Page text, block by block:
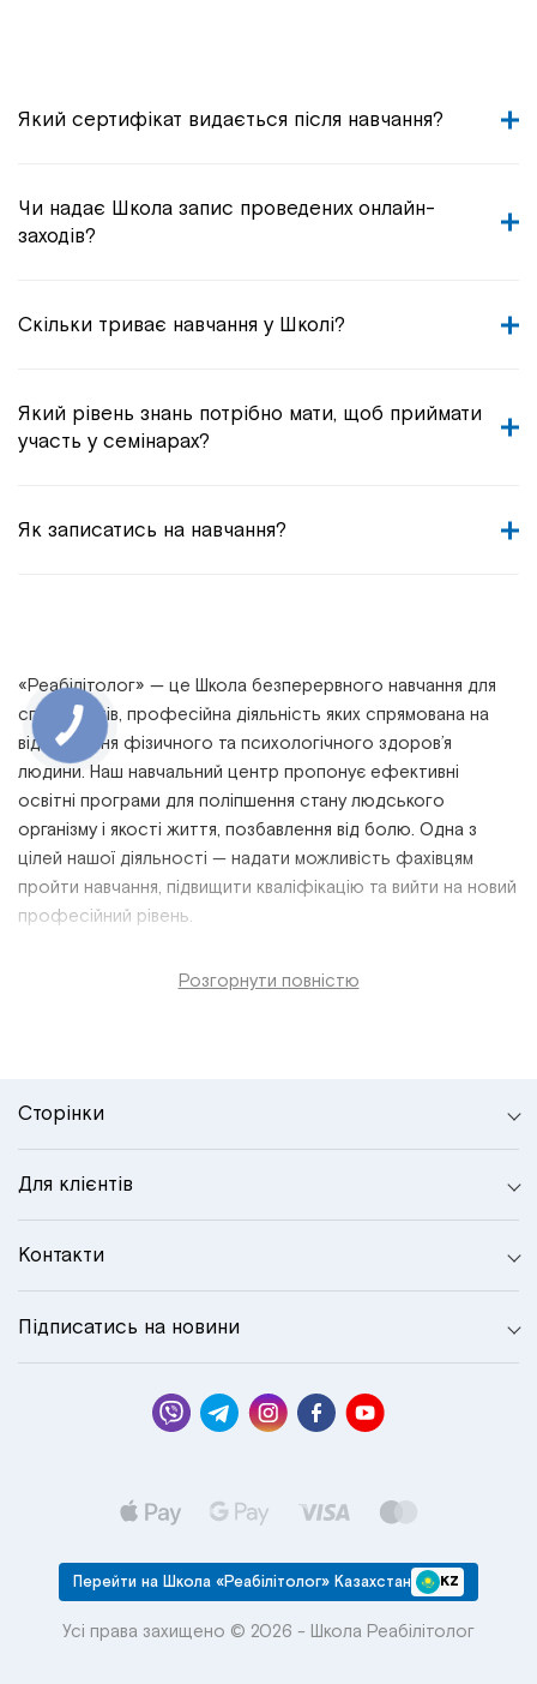
Який сертифікат видається після навчання?
Чи надає Школа запис проведених онлайн-
заходів?
Скільки триває навчання у Школі?
Який рівень знань потрібно мати, щоб приймати
участь у семінарах?
Як записатись на навчання?
«Реабілітолог» — це Школа безперервного навчання для
спеціалістів, професійна діяльність яких спрямована на
відновлення фізичного та психологічного здоров’я
людини. Наш навчальний центр пропонує ефективні
освітні програми для поліпшення стану людського
організму і якості життя, позбавлення від болю. Одна з
цілей нашої діяльності — надати можливість фахівцям
пройти навчання, підвищити кваліфікацію та вийти на новий
професійний рівень.
Розгорнути повністю
Сторінки
Для клієнтів
Контакти
Підписатись на новини
Перейти на Школа «Реабілітолог» Казахстан KZ
Усі права захищено © 2026 - Школа Реабілітолог